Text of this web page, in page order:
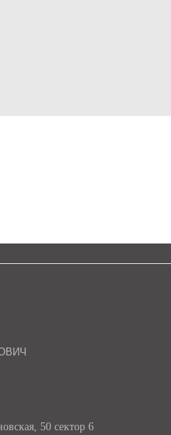
50 сектор 6